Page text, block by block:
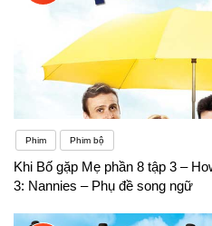
Phim Phim bộ
Khi Bố gặp Mẹ phần 8 tập 3 –
3: Nannies – Phụ đề song ngữ